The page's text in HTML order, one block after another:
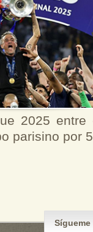
2025
parisino por
Sígueme